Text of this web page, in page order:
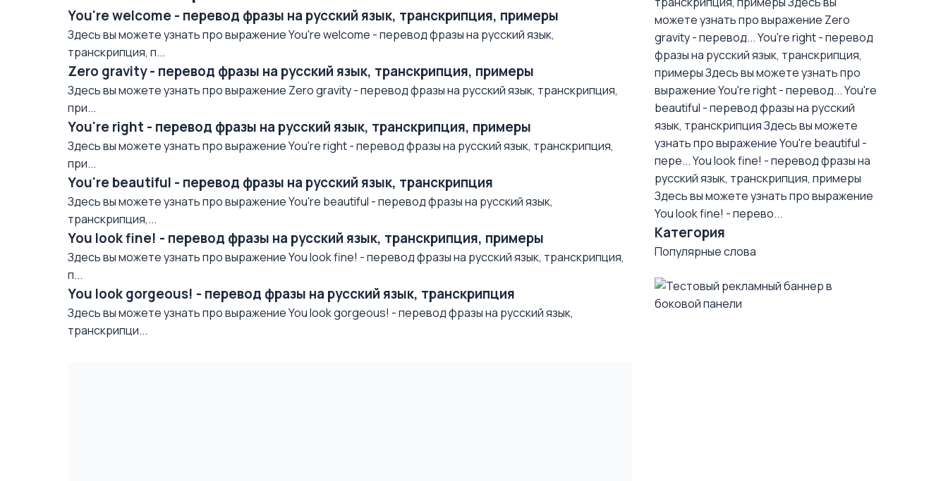
You're welcome - перевод фразы на русский язык, транскрипция, примеры
Здесь вы можете узнать про выражение You're welcome - перевод фразы на русский язык,
транскрипция, п...
Zero gravity - перевод фразы на русский язык, транскрипция, примеры
Здесь вы можете узнать про выражение Zero gravity - перевод фразы на русский язык, транскрипция,
при...
You're right - перевод фразы на русский язык, транскрипция, примеры
Здесь вы можете узнать про выражение You're right - перевод фразы на русский язык, транскрипция,
при...
You're beautiful - перевод фразы на русский язык, транскрипция
Здесь вы можете узнать про выражение You're beautiful - перевод фразы на русский язык,
транскрипция,...
You look fine! - перевод фразы на русский язык, транскрипция, примеры
Здесь вы можете узнать про выражение You look fine! - перевод фразы на русский язык, транскрипция,
п...
You look gorgeous! - перевод фразы на русский язык, транскрипция
Здесь вы можете узнать про выражение You look gorgeous! - перевод фразы на русский язык,
транскрипци...
можете узнать про выражение Zero
gravity - перевод...You're right - перевод
фразы на русский язык, транскрипция,
примерыЗдесь вы можете узнать про
выражение You're right - перевод...You're
beautiful - перевод фразы на русский
язык, транскрипцияЗдесь вы можете
узнать про выражение You're beautiful -
пере...You look fine! - перевод фразы на
русский язык, транскрипция, примеры
Здесь вы можете узнать про выражение
You look fine! - перево...
Категория
Популярные слова